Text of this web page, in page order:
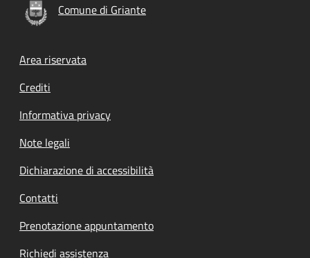
Comune di Griante
Footer menu
Area riservata
Crediti
Informativa privacy
Note legali
Dichiarazione di accessibilità
Contatti
Prenotazione appuntamento
Richiedi assistenza